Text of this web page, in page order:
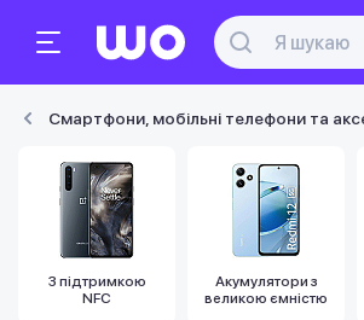
Смартфони, мобільні телефони та
З підтримкою
NFC
Акумулятори з
великою ємністю